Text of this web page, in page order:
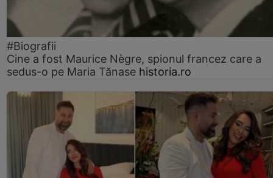
#Biografii
Cine a fost Maurice Nègre, spionul francez care a
sedus-o pe Maria Tănase historia.ro